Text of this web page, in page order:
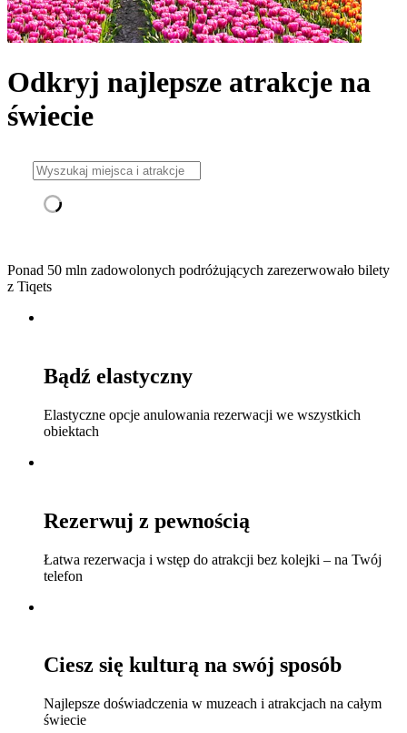
Odkryj najlepsze atrakcje na
świecie
Ponad 50 mln zadowolonych podróżujących zarezerwowało bilety
z Tiqets
Bądź elastyczny
Elastyczne opcje anulowania rezerwacji we wszystkich
obiektach
Rezerwuj z pewnością
Łatwa rezerwacja i wstęp do atrakcji bez kolejki – na Twój
telefon
Ciesz się kulturą na swój sposób
Najlepsze doświadczenia w muzeach i atrakcjach na całym
świecie